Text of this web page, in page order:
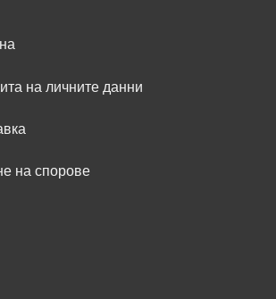
на личните данни
на спорове